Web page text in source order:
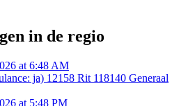
in de regio
at 6:48 AM
ja) 12158 Rit 118140 Generaal
at 5:48 PM